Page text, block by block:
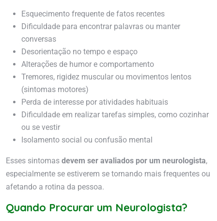
Esquecimento frequente de fatos recentes
Dificuldade para encontrar palavras ou manter
conversas
Desorientação no tempo e espaço
Alterações de humor e comportamento
Tremores, rigidez muscular ou movimentos lentos
(sintomas motores)
Perda de interesse por atividades habituais
Dificuldade em realizar tarefas simples, como cozinhar
ou se vestir
Isolamento social ou confusão mental
Esses sintomas devem ser avaliados por um neurologista,
especialmente se estiverem se tornando mais frequentes ou
afetando a rotina da pessoa.
Quando Procurar um Neurologista?